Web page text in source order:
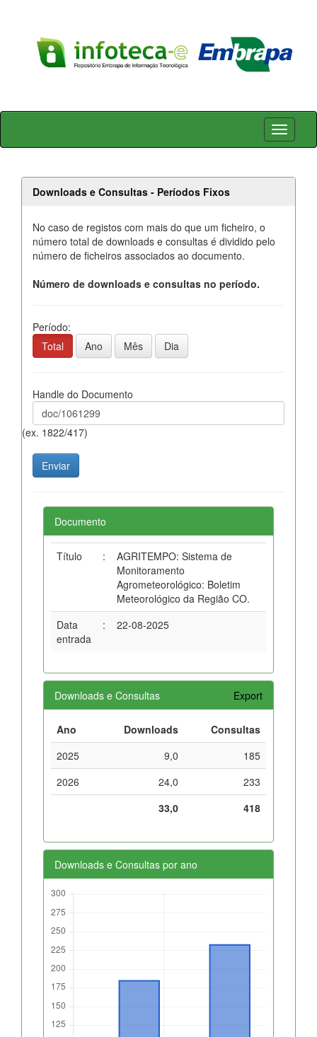
Skip
Downloads e Consultas - Períodos Fixos
No caso de registos com mais do que um ficheiro, o
número total de downloads e consultas é dividido pelo
número de ficheiros associados ao documento.
Número de downloads e consultas no período.
Período:
Total
Ano Mês Dia
Handle do Documento
(ex. 1822/417)
Documento
Título :
AGRITEMPO: Sistema de
Monitoramento
Agrometeorológico: Boletim
Meteorológico da Região CO.
Data
entrada
: 22-08-2025
Downloads e Consultas Export
Ano Downloads
Consultas
2025
9,0
185
2026
24,0
233
33,0
418
Downloads e Consultas por ano